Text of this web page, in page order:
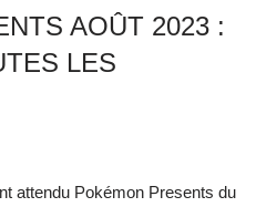
AOÛT 2023 :
LES
attendu Pokémon Presents du